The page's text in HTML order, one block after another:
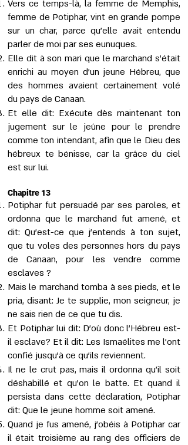
Vers ce temps-là, la femme de Memphis,
femme de Potiphar, vint en grande pompe
sur un char, parce qu’elle avait entendu
parler de moi par ses eunuques.
Elle dit à son mari que le marchand s’était
enrichi au moyen d’un jeune Hébreu, que
des hommes avaient certainement volé
du pays de Canaan.
Et elle dit: Exécute dès maintenant ton
jugement sur le jeûne pour le prendre
comme ton intendant, afin que le Dieu des
hébreux te bénisse, car la grâce du ciel
est sur lui.
Chapitre 13
Potiphar fut persuadé par ses paroles, et
ordonna que le marchand fut amené, et
dit: Qu'est-ce que j'entends à ton sujet,
que tu voles des personnes hors du pays
de Canaan, pour les vendre comme
esclaves ?
Mais le marchand tomba à ses pieds, et le
pria, disant: Je te supplie, mon seigneur, je
ne sais rien de ce que tu dis.
Et Potiphar lui dit: D’où donc l’Hébreu est-
il esclave? Et il dit: Les Ismaélites me l’ont
confié jusqu’à ce qu’ils reviennent.
Il ne le crut pas, mais il ordonna qu'il soit
déshabillé et qu’on le batte. Et quand il
persista dans cette déclaration, Potiphar
dit: Que le jeune homme soit amené.
Quand je fus amené, j'obéis à Potiphar car
il était troisième au rang des officiers de